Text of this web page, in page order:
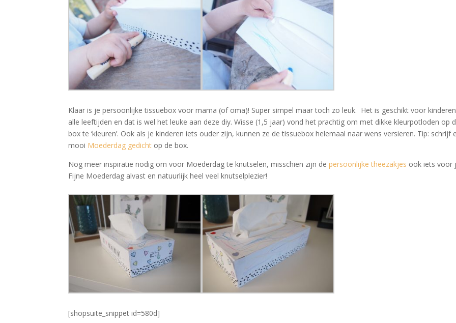
Klaar is je persoonlijke tissuebox voor mama (of oma)! Super simpel maar toch zo leuk. Het is geschikt voor
alle leeftijden en dat is wel het leuke aan deze diy. Wisse (1,5 jaar) vond het prachtig om met dikke kleurpotloden op
box te ‘kleuren’. Ook als je kinderen iets ouder zijn, kunnen ze de tissuebox helemaal naar wens versieren. Tip: schrijf
mooi Moederdag gedicht op de box.
Nog meer inspiratie nodig om voor Moederdag te knutselen, misschien zijn depersoonlijke theezakjes ook iets voor
Fijne Moederdag alvast en natuurlijk heel veel knutselplezier!
[shopsuite_snippet id=580d]